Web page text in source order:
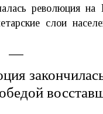
революция на
слои